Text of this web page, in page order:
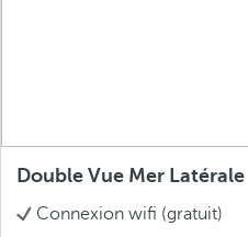
Double Vue Mer Latérale
Connexion wifi (gratuit)